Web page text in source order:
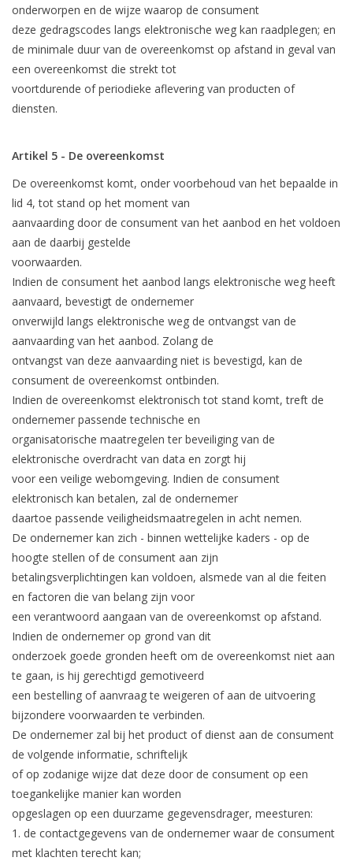
onderworpen en de wijze waarop de consument
deze gedragscodes langs elektronische weg kan raadplegen; en
de minimale duur van de overeenkomst op afstand in geval van
een overeenkomst die strekt tot
voortdurende of periodieke aflevering van producten of
diensten.
Artikel 5 - De overeenkomst
De overeenkomst komt, onder voorbehoud van het bepaalde in
lid 4, tot stand op het moment van
aanvaarding door de consument van het aanbod en het voldoen
aan de daarbij gestelde
voorwaarden.
Indien de consument het aanbod langs elektronische weg heeft
aanvaard, bevestigt de ondernemer
onverwijld langs elektronische weg de ontvangst van de
aanvaarding van het aanbod. Zolang de
ontvangst van deze aanvaarding niet is bevestigd, kan de
consument de overeenkomst ontbinden.
Indien de overeenkomst elektronisch tot stand komt, treft de
ondernemer passende technische en
organisatorische maatregelen ter beveiliging van de
elektronische overdracht van data en zorgt hij
voor een veilige webomgeving. Indien de consument
elektronisch kan betalen, zal de ondernemer
daartoe passende veiligheidsmaatregelen in acht nemen.
De ondernemer kan zich - binnen wettelijke kaders - op de
hoogte stellen of de consument aan zijn
betalingsverplichtingen kan voldoen, alsmede van al die feiten
en factoren die van belang zijn voor
een verantwoord aangaan van de overeenkomst op afstand.
Indien de ondernemer op grond van dit
onderzoek goede gronden heeft om de overeenkomst niet aan
te gaan, is hij gerechtigd gemotiveerd
een bestelling of aanvraag te weigeren of aan de uitvoering
bijzondere voorwaarden te verbinden.
De ondernemer zal bij het product of dienst aan de consument
de volgende informatie, schriftelijk
of op zodanige wijze dat deze door de consument op een
toegankelijke manier kan worden
opgeslagen op een duurzame gegevensdrager, meesturen:
1. de contactgegevens van de ondernemer waar de consument
met klachten terecht kan;